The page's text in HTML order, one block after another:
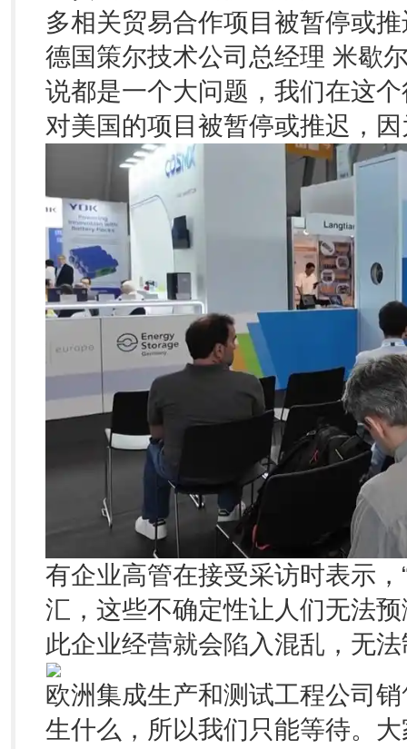
多相关贸易合作项目被暂停或
德国策尔技术公司总经理 米歇
说都是一个大问题，我们在这
对美国的项目被暂停或推迟，
有企业高管在接受采访时表示
汇，这些不确定性让人们无法
此企业经营就会陷入混乱，无
欧洲集成生产和测试工程公司
生什么，所以我们只能等待。